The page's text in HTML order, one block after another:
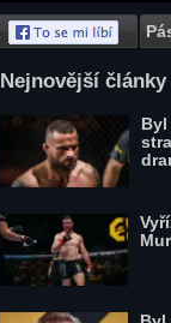
Nejnovější články
Byl